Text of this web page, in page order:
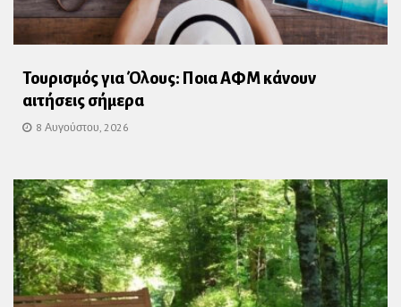
Τουρισμός για Όλους: Ποια ΑΦΜ κάνουν
αιτήσεις σήμερα
8 Αυγούστου, 2026